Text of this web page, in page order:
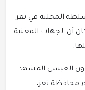
المحلية في تعز
أن الجهات المعنية
العبسي المشهد
محافظة تعز،